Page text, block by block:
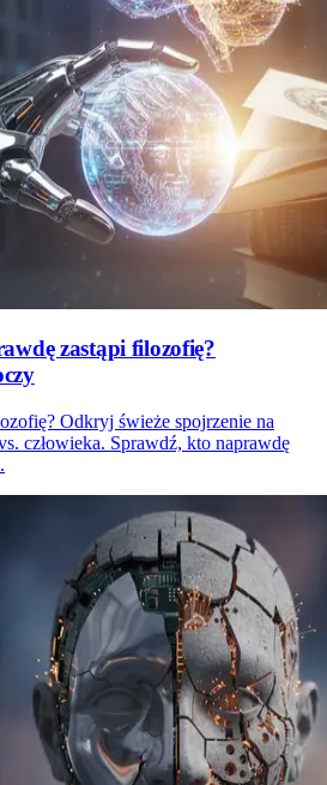
zastąpi filozofię?
Odkryj świeże spojrzenie na
człowieka. Sprawdź, kto naprawdę